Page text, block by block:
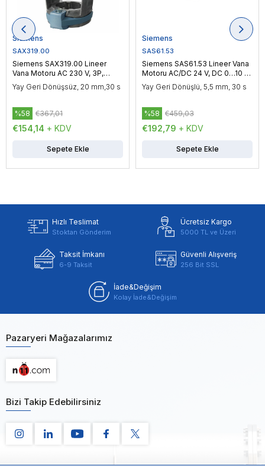
Siemens
SAX319.00
Siemens SAX319.00 Lineer
Vana Motoru AC 230 V, 3P,
Yüzer Kontrol, 800 N
Yay Geri Dönüşsüz, 20 mm,30 s
€154,14 + KDV
%58 €367,01
Sepete Ekle
Siemens
SAS61.53
Siemens SAS61.53 Lineer Vana
Motoru AC/DC 24 V, DC 0…10 V
/ DC 4…20 mA, Oransal Kontrol,
400 N
Yay Geri Dönüşlü, 5,5 mm, 30 s
€192,79 + KDV
%58 €459,03
Sepete Ekle
Hızlı Teslimat
Stoktan Gönderim
Ücretsiz Kargo
5000 TL ve Üzeri
Taksit İmkanı
6-9 Taksit
Güvenli Alışveriş
256 Bit SSL
İade&Değişim
Kolay İade&Değişim
Pazaryeri Mağazalarımız
Bizi Takip Edebilirsiniz